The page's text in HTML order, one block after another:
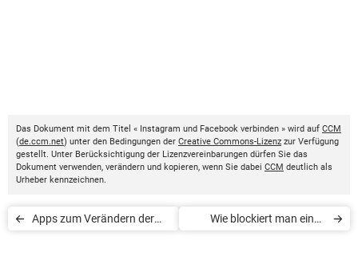
Das Dokument mit dem Titel « Instagram und Facebook verbinden » wird auf CCM
(de.ccm.net) unter den Bedingungen der Creative Commons-Lizenz zur Verfügung
gestellt. Unter Berücksichtigung der Lizenzvereinbarungen dürfen Sie das
Dokument verwenden, verändern und kopieren, wenn Sie dabei CCM deutlich als
Urheber kennzeichnen.
Apps zum Verändern der
Wie blockiert man einen